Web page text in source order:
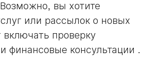
вы хотите
или рассылок о новых
проверку
финансовые консультации .